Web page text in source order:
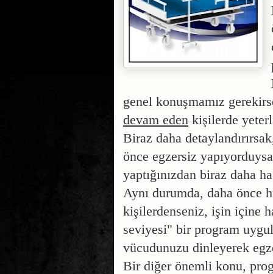
genel konuşmamız
devam eden kişilerde
Biraz daha
önce egzersiz
yaptığınızdan biraz daha
Aynı durumda, daha önce
kişilerdenseniz, işin içine
seviyesi" bir program
vücudunuzu dinleyerek
Bir diğer önemli konu,